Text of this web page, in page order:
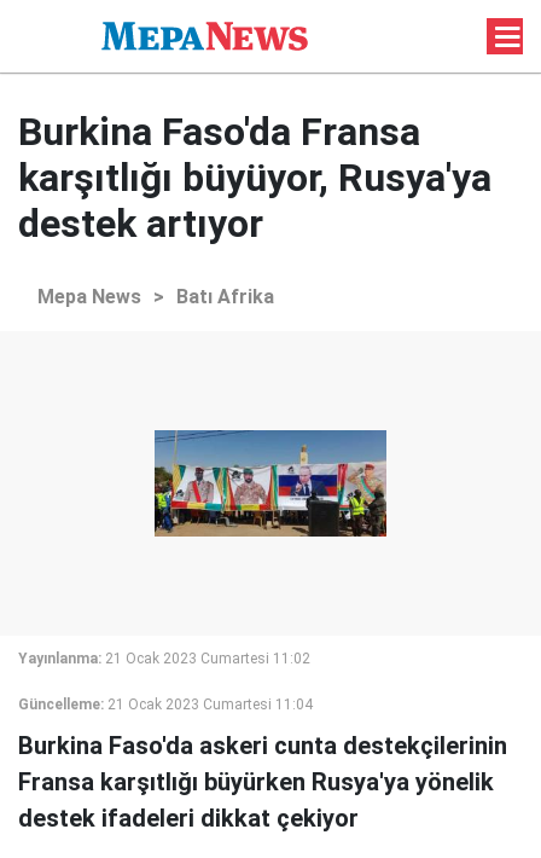
Burkina Faso'da Fransa
karşıtlığı büyüyor, Rusya'ya
destek artıyor
Mepa News > Batı Afrika
Yayınlanma: 21 Ocak 2023 Cumartesi 11:02
Güncelleme: 21 Ocak 2023 Cumartesi 11:04
Burkina Faso'da askeri cunta destekçilerinin
Fransa karşıtlığı büyürken Rusya'ya yönelik
destek ifadeleri dikkat çekiyor